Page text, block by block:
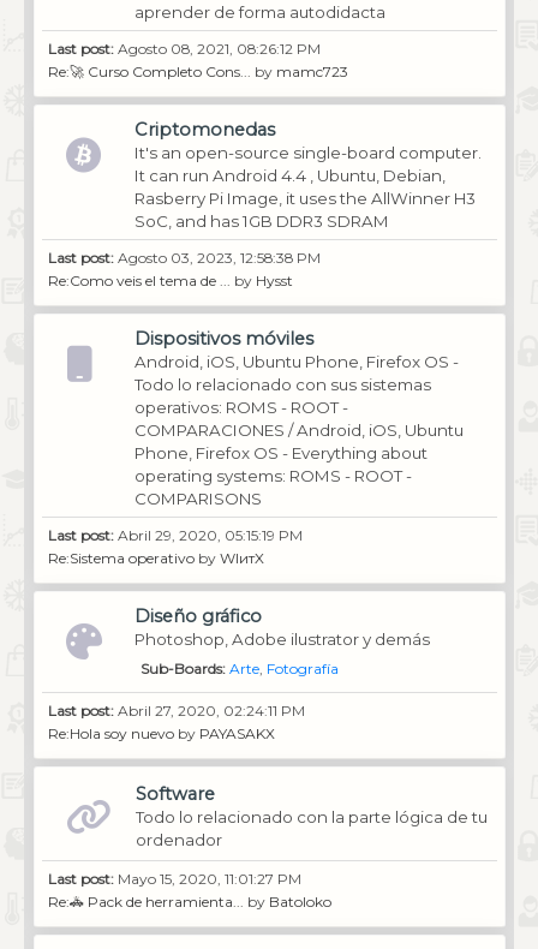
aprender de forma autodidacta
Last post: Agosto 08, 2021, 08:26:12 PM
Re:🚀 Curso Completo Cons...
by mamc723
Criptomonedas
It's an open-source single-board computer.
It can run Android 4.4 , Ubuntu, Debian,
Rasberry Pi Image, it uses the AllWinner H3
SoC, and has 1GB DDR3 SDRAM
Last post: Agosto 03, 2023, 12:58:38 PM
Re:Como veis el tema de ...
by Hysst
Dispositivos móviles
Android, iOS, Ubuntu Phone, Firefox OS -
Todo lo relacionado con sus sistemas
operativos: ROMS - ROOT -
COMPARACIONES / Android, iOS, Ubuntu
Phone, Firefox OS - Everything about
operating systems: ROMS - ROOT -
COMPARISONS
Last post: Abril 29, 2020, 05:15:19 PM
Re:Sistema operativo by WIитX
Diseño gráfico
Photoshop, Adobe ilustrator y demás
Sub-Boards Arte Fotografía
Last post: Abril 27, 2020, 02:24:11 PM
Re:Hola soy nuevoby PAYASAKX
Software
Todo lo relacionado con la parte lógica de tu
ordenador
Last post: Mayo 15, 2020, 11:01:27 PM
Re:🚓 Pack de herramienta...
by Batoloko